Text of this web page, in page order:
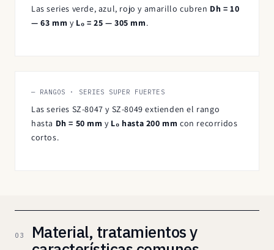
Las series verde, azul, rojo y amarillo cubren Dh = 10
— 63 mm y L₀ = 25 — 305 mm.
— RANGOS · SERIES SUPER FUERTES
Las series SZ-8047 y SZ-8049 extienden el rango
hasta Dh = 50 mm y L₀ hasta 200 mm con recorridos
cortos.
03
Material, tratamientos y